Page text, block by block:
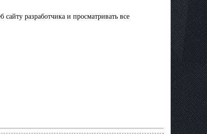
разработчика и просматривать все